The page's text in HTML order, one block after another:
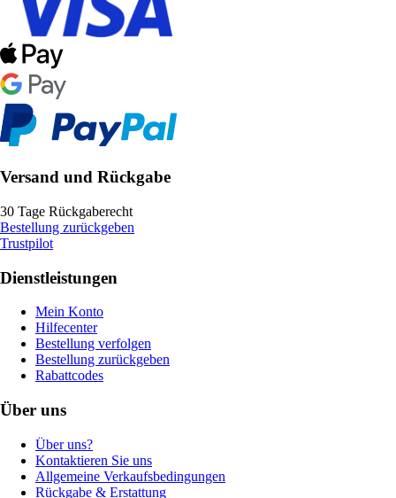
Versand und Rückgabe
30 Tage Rückgaberecht
Bestellung zurückgeben
Trustpilot
Dienstleistungen
Mein Konto
Hilfecenter
Bestellung verfolgen
Bestellung zurückgeben
Rabattcodes
Über uns
Über uns?
Kontaktieren Sie uns
Allgemeine Verkaufsbedingungen
Rückgabe & Erstattung